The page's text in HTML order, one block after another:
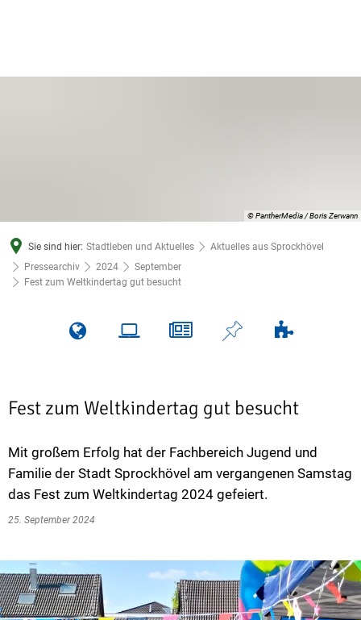
© PantherMedia / Boris Zerwann
Sie sind hier: Stadtleben und Aktuelles
Aktuelles aus Sprockhövel
Pressearchiv
2024
September
Fest zum Weltkindertag gut besucht
Fest zum Weltkindertag gut besucht
Mit großem Erfolg hat der Fachbereich Jugend und
Familie der Stadt Sprockhövel am vergangenen Samstag
das Fest zum Weltkindertag 2024 gefeiert.
25. September 2024